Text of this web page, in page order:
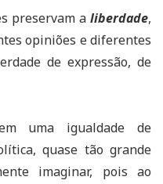
preservam a liberdade,
opiniões e diferentes
de expressão, de
uma igualdade de
quase tão grande
imaginar, pois ao